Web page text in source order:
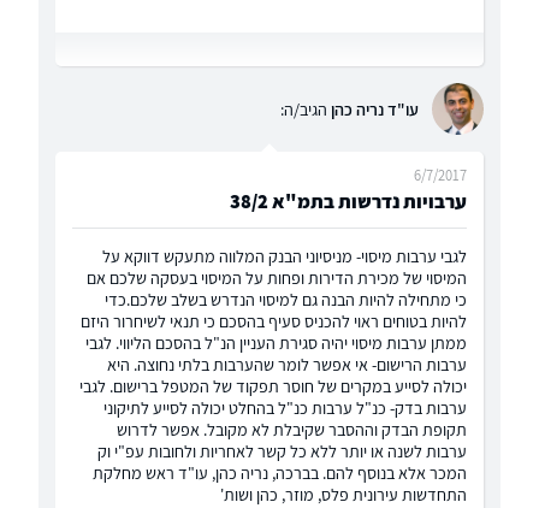
עו"ד נריה כהן הגיב/ה:
ערבויות נדרשות בתמ"א 38/2
6/7/2017
לגבי ערבות מיסוי- מניסיוני הבנק המלווה מתעקש דווקא על
המיסוי של מכירת הדירות ופחות על המיסוי בעסקה שלכם אם
כי מתחילה להיות הבנה גם למיסוי הנדרש בשלב שלכם.כדי
להיות בטוחים ראוי להכניס סעיף בהסכם כי תנאי לשיחרור היזם
ממתן ערבות מיסוי יהיה סגירת העניין הנ"ל בהסכם הליווי. לגבי
ערבות הרישום- אי אפשר לומר שהערבות בלתי נחוצה. היא
יכולה לסייע במקרים של חוסר תפקוד של המטפל ברישום. לגבי
ערבות בדק- כנ"ל ערבות כנ"ל בהחלט יכולה לסייע לתיקוני
תקופת הבדק וההסבר שקיבלת לא מקובל. אפשר לדרוש
ערבות לשנה או יותר ללא כל קשר לאחריות ולחובות עפ"י וק
המכר אלא בנוסף להם. בברכה, נריה כהן, עו"ד ראש מחלקת
התחדשות עירונית פלס, מוזר, כהן ושות'